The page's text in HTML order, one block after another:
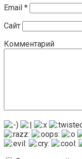
Email *
Сайт
Комментарий